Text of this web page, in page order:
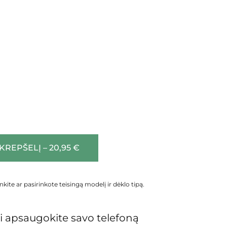
– 20,95 €
ar pasirinkote teisingą modelį ir dėklo tipą.
apsaugokite savo telefoną